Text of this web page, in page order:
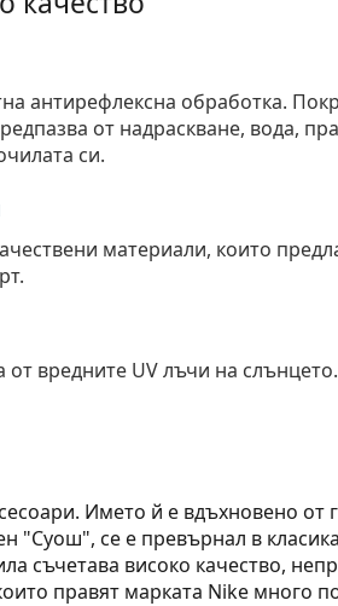
антирефлексна обработка.
от надраскване, вода,
си.
материали, които
вредните UV лъчи на слънцето.
Името й е вдъхновено от
"Суош", се е превърнал в
съчетава високо качество,
правят марката Nike много